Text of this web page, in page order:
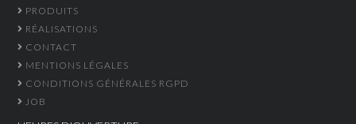
PRODUITS
RÉALISATIONS
CONTACT
MENTIONS LÉGALES
CONDITIONS GÉNÉRALES RGPD
JOB